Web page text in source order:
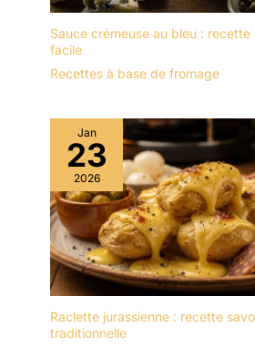
Sauce crémeuse au bleu : recette
facile
Recettes à base de fromage
Jan
23
2026
Raclette jurassienne : recette
traditionnelle